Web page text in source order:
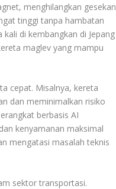
menghilangkan gesekan
tinggi tanpa hambatan
di kembangkan di Jepang
maglev yang mampu
cepat. Misalnya, kereta
dan meminimalkan risiko
berbasis AI
kenyamanan maksimal
mengatasi masalah teknis
sektor transportasi.